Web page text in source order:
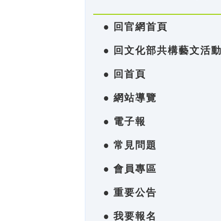
● 回官網首頁
● 回文化部共構藝文活
● 回首頁
● 網站導覽
● 電子報
● 常見問題
● 會員專區
● 重要公告
● 我要報名